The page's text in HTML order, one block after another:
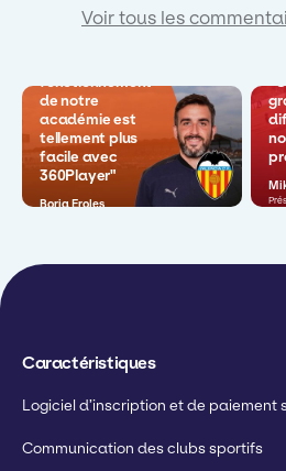
Voir tous les
fonctionnement
de notre
académie est
tellement plus
facile avec
360Player"
Borja Eroles
Caractéristiques
Logiciel d’inscription et de paiement
Communication des clubs sportifs